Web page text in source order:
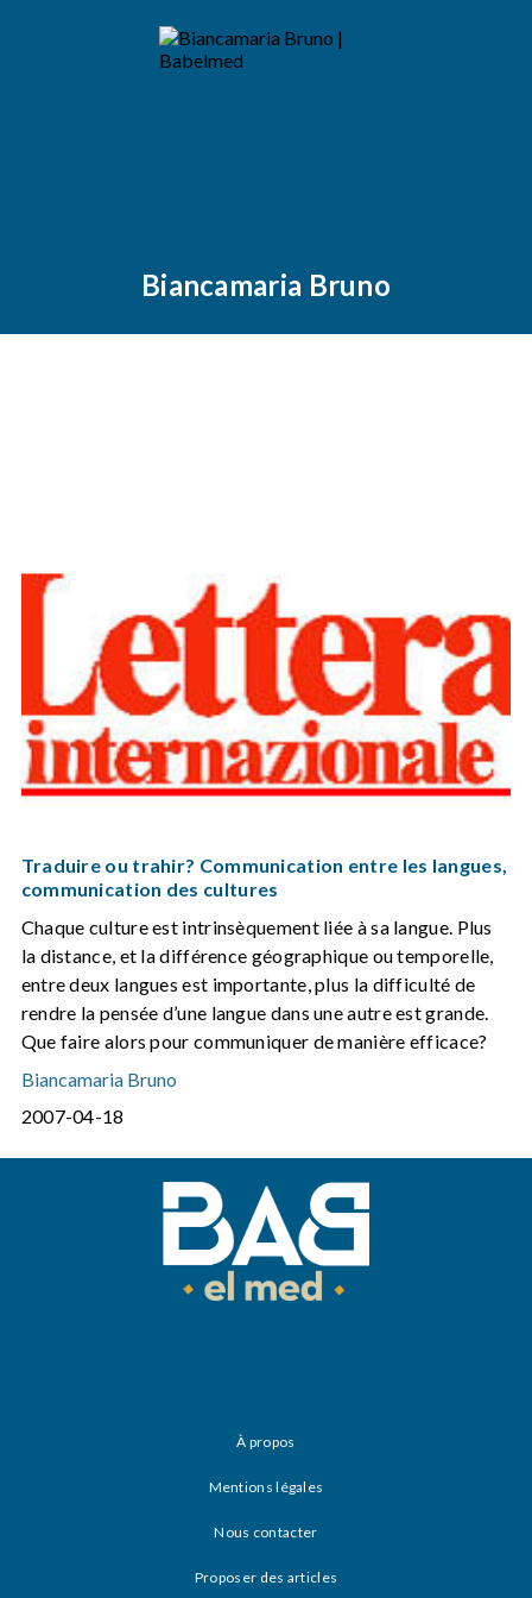
Biancamaria Bruno
Traduire ou trahir? Communication entre les langues,
communication des cultures
Chaque culture est intrinsèquement liée à sa langue. Plus
la distance, et la différence géographique ou temporelle,
entre deux langues est importante, plus la difficulté de
rendre la pensée d’une langue dans une autre est grande.
Que faire alors pour communiquer de manière efficace?
Biancamaria Bruno
2007-04-18
À propos
Mentions légales
Nous contacter
Proposer des articles